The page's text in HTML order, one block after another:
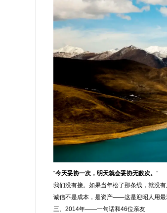
“今天妥协一次，明天就会妥协无数次。 ”
我们没有接。如果当年松了那条线，就没有
诚信不是成本，是资产——这是迎昭人用最
三、2014年——一句话和46位亲友